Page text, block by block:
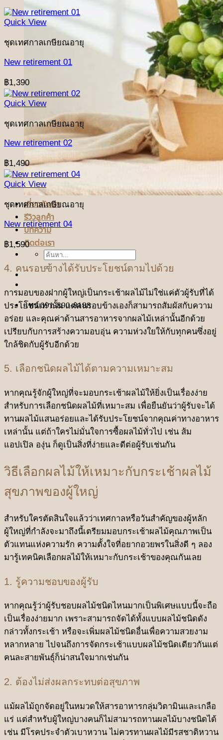
เกี่ยวกับเรา
รีวิวลูกค้า
บทความ
ติดต่อเรา
ค้นหา:
โทร 091-890-8188
Quick View
ชุดเทศกาลเกษียณอายุ
New retirement 01
฿1,390
Quick View
ชุดเทศกาลเกษียณอายุ
New retirement 02
฿1,490
Quick View
ชุดเทศกาลเกษียณอายุ
New retirement 04
฿1,590
4. คนรอบข้างได้รับประโยชน์ตามไปด้วย
การมอบของฝากผู้ใหญ่เป็นกระเช้าผลไม้ไม่ใช่แค่ตัวผู้รับที่ได้
ประโยชน์เท่านั้น แต่คนรอบข้างเองก็สามารถสัมผัสกับความ
อร่อย และคุณค่าด้านสารอาหารจากผลไม้เหล่านั้นอีกด้วย
เปรียบกับการสร้างความอบอุ่น ความห่วงใยให้กับทุกคนซึ่งอยู่
ใกล้ชิดกับผู้รับอีกด้วย
5. เลือกชนิดผลไม้ได้ตามความเหมาะสม
หากคุณรู้จักผู้ใหญ่ที่จะมอบกระเช้าผลไม้ให้ยิ่งเป็นเรื่องง่าย
สำหรับการเลือกชนิดผลไม้ที่เหมาะสม เพื่อยืนยันว่าผู้รับจะได้
ทานผลไม้แสนอร่อยและได้รับประโยชน์จากคุณค่าทางอาหาร
เหล่านั้น แต่ถ้าใครไม่มั่นใจการซื้อผลไม้ทั่วไป เช่น ส้ม
แอปเปิล องุ่น ก็ดูเป็นสิ่งที่ง่ายและดีต่อผู้รับเช่นกัน
วิธีเลือกผลไม้ให้เหมาะกับกระเช้าผลไม้
สุขภาพของผู้ใหญ่
สำหรับใครตัดสินใจแล้วว่าเทศกาลหรือวันสำคัญของผู้หลัก
ผู้ใหญ่ที่กำลังจะมาถึงนี้เตรียมมอบกระเช้าผลไม้คุณภาพเป็น
ตัวแทนแห่งความรัก ความตั้งใจที่อยากอวยพรในสิ่งดี ๆ ลอง
มารู้เทคนิคเลือกผลไม้ให้เหมาะกับกระเช้าของคุณกันเลย
1. รู้ความชอบของผู้รับ
หากคุณรู้ว่าผู้รับชอบผลไม้ชนิดไหนมากเป็นพิเศษแบบนี้จะถือ
เป็นเรื่องง่ายมาก เพราะสามารถจัดได้ทั้งแบบผลไม้ชนิดดัง
กล่าวทั้งกระเช้า หรือจะเพิ่มผลไม้ชนิดอื่นเพื่อความสวยงาม
หลากหลาย ไปจนถึงการจัดกระเช้าแบบผลไม้ชนิดเดียวกันแต่
คนละสายพันธุ์ก็น่าสนใจมากเช่นกัน
2. ต้องไม่ส่งผลกระทบต่อสุขภาพ
แม้ผลไม้ถูกจัดอยู่ในหมวดให้สารอาหารกลุ่มวิตามินและเกลือ
แร่ แต่สำหรับผู้ใหญ่บางคนก็ไม่สามารถทานผลไม้บางชนิดได้
เช่น มีโรคประจำตัวเบาหวาน ไม่ควรทานผลไม้มีรสชาติหวาน